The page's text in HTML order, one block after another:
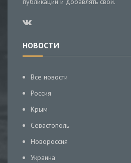
НОВОСТИ
Все новости
Россия
Крым
Севастополь
Новороссия
Украина